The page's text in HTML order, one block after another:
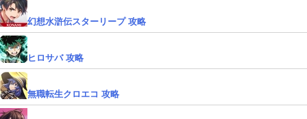
幻想水滸伝スターリープ 攻略
ヒロサバ 攻略
無職転生クロエコ 攻略